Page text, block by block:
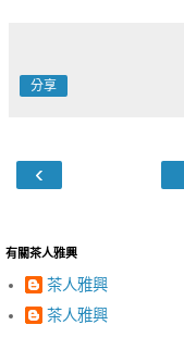
分享
‹
有關茶人雅興
茶人雅興
茶人雅興